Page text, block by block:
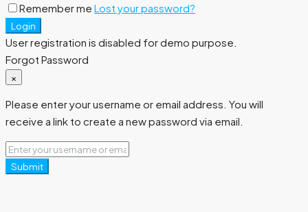
Remember me Lost your password?
Login
User registration is disabled for demo purpose.
Forgot Password
×
Please enter your username or email address. You will
receive a link to create a new password via email.
Submit